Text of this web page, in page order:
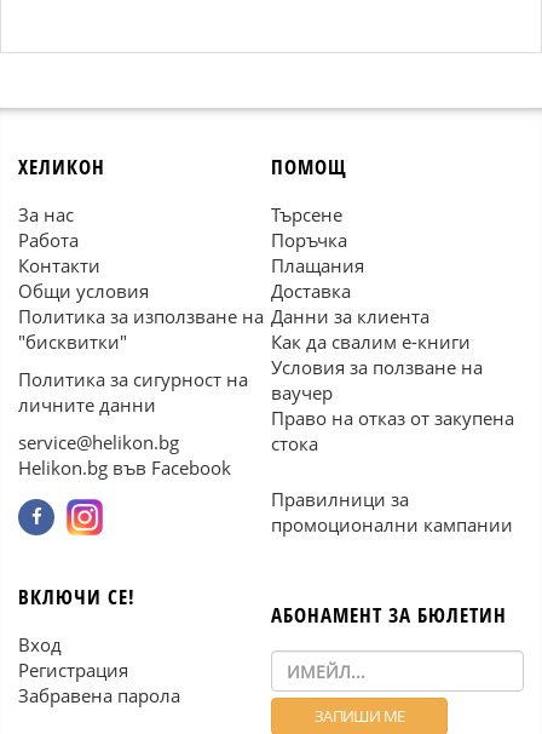
ХЕЛИКОН
За нас
Работа
Контакти
Общи условия
Политика за използване на
"бисквитки"
Политика за сигурност на
личните данни
service@helikon.bg
Helikon.bg във Facebook
ПОМОЩ
Търсене
Поръчка
Плащания
Доставка
Данни за клиента
Как да свалим е-книги
Условия за ползване на
ваучер
Право на отказ от закупена
стока
Правилници за
промоционални кампании
ВКЛЮЧИ СЕ!
Вход
Регистрация
Забравена парола
АБОНАМЕНТ ЗА БЮЛЕТИН